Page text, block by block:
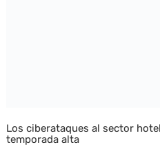
Los ciberataques al sector
temporada alta